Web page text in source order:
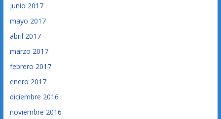
junio 2017
mayo 2017
abril 2017
marzo 2017
febrero 2017
enero 2017
diciembre 2016
noviembre 2016